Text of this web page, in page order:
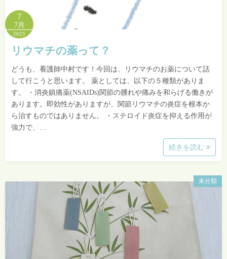
7
7月
2023
リウマチの薬って？
どうも、看護師中村です！今回は、リウマチのお薬について話
して行こうと思います。 薬としては、以下の５種類がありま
す。 ・消炎鎮痛薬(NSAIDs)関節の腫れや痛みを和らげる働きが
あります。即効性がありますが、関節リウマチの炎症を根本か
ら治すものではありません。 ・ステロイド炎症を抑える作用が
強力で、…
続きを読む
未分類